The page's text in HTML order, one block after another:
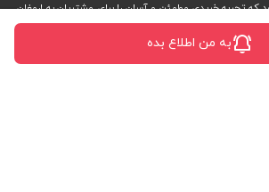
به من اطلاع بده
که تجربه خریدی مطمئن و آسان را برای مشتریان به ارمغان
سرهنگ سخایی، خیابان محمدبیک، بن بست انجام، پلاک 6